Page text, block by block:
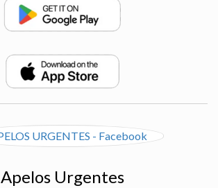
Apelos Urgentes